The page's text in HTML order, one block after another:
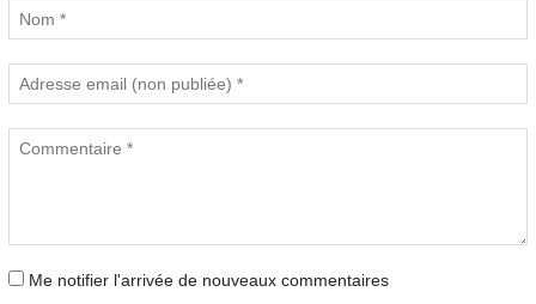
Me notifier l'arrivée de nouveaux commentaires